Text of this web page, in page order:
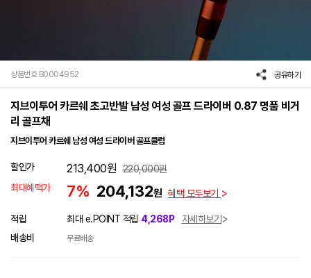
상품번호 B0004952 공유하기
지브이투어 카르쉐 초고반발 남성 여성 골프 드라이버 0.87 명품 비거
리 골프채
지브이투어 카르쉐 남성 여성 드라이버 골프클럽
할인가 213,400원 220,000원
최대혜택가
7% 204,132원 혜택 모두보기
적립 최대 e.POINT 적립 4,268P
자세히보기
배송비
무료배송